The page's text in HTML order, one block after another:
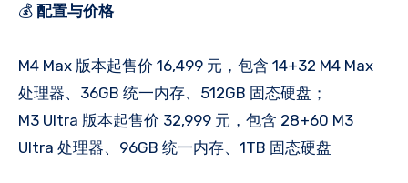
💰 配置与价格
M4 Max 版本起售价 16,499 元，包含 14+32 M4 Max
处理器、36GB 统一内存、512GB 固态硬盘；
M3 Ultra 版本起售价 32,999 元，包含 28+60 M3
Ultra 处理器、96GB 统一内存、1TB 固态硬盘